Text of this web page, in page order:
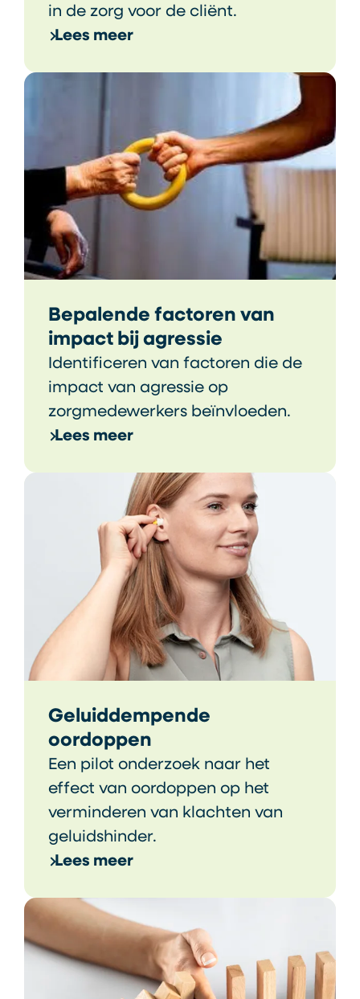
in de zorg voor de cliënt.
Lees meer
Bepalende factoren van
impact bij agressie
Identificeren van factoren die de
impact van agressie op
zorgmedewerkers beïnvloeden.
Lees meer
Geluiddempende
oordoppen
Een pilot onderzoek naar het
effect van oordoppen op het
verminderen van klachten van
geluidshinder.
Lees meer